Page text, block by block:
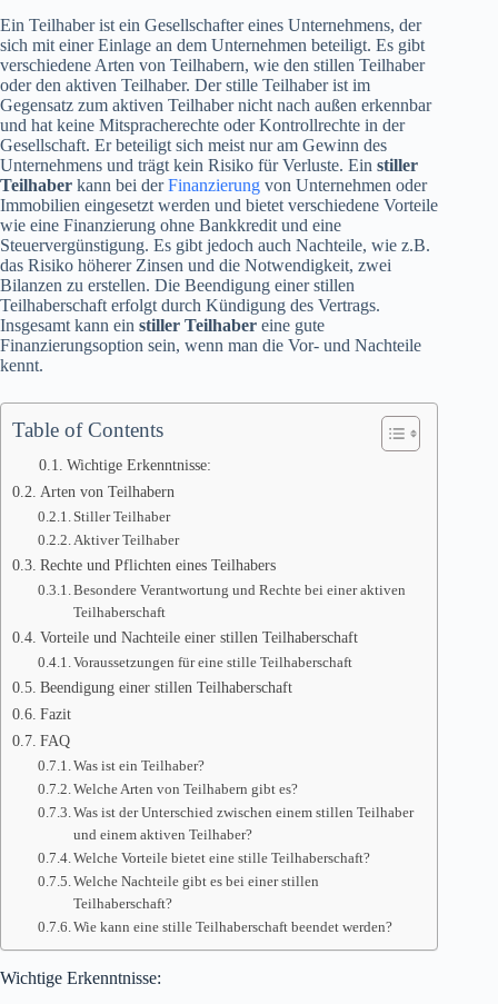
Ein Teilhaber ist ein Gesellschafter eines Unternehmens, der
sich mit einer Einlage an dem Unternehmen beteiligt. Es gibt
verschiedene Arten von Teilhabern, wie den stillen Teilhaber
oder den aktiven Teilhaber. Der stille Teilhaber ist im
Gegensatz zum aktiven Teilhaber nicht nach außen erkennbar
und hat keine Mitspracherechte oder Kontrollrechte in der
Gesellschaft. Er beteiligt sich meist nur am Gewinn des
Unternehmens und trägt kein Risiko für Verluste. Ein stiller
Teilhaber kann bei derFinanzierung von Unternehmen oder
Immobilien eingesetzt werden und bietet verschiedene Vorteile
wie eine Finanzierung ohne Bankkredit und eine
Steuervergünstigung. Es gibt jedoch auch Nachteile, wie z.B.
das Risiko höherer Zinsen und die Notwendigkeit, zwei
Bilanzen zu erstellen. Die Beendigung einer stillen
Teilhaberschaft erfolgt durch Kündigung des Vertrags.
Insgesamt kann ein stiller Teilhaber eine gute
Finanzierungsoption sein, wenn man die Vor- und Nachteile
kennt.
Table of Contents
Wichtige Erkenntnisse:
Arten von Teilhabern
Stiller Teilhaber
Aktiver Teilhaber
Rechte und Pflichten eines Teilhabers
Besondere Verantwortung und Rechte bei einer aktiven
Teilhaberschaft
Vorteile und Nachteile einer stillen Teilhaberschaft
Voraussetzungen für eine stille Teilhaberschaft
Beendigung einer stillen Teilhaberschaft
Fazit
FAQ
Was ist ein Teilhaber?
Welche Arten von Teilhabern gibt es?
Was ist der Unterschied zwischen einem stillen Teilhaber
und einem aktiven Teilhaber?
Welche Vorteile bietet eine stille Teilhaberschaft?
Welche Nachteile gibt es bei einer stillen
Teilhaberschaft?
Wie kann eine stille Teilhaberschaft beendet werden?
Wichtige Erkenntnisse: